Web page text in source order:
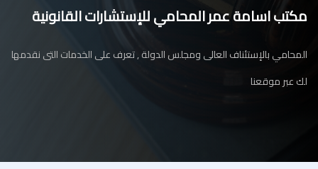
مكتب اسامة عمر المحامي للإستشارات القانونية
المحامي بالإستئناف العالى ومجلس الدولة , تعرف على الخدمات التى نقدمها
لك عبر موقعنا